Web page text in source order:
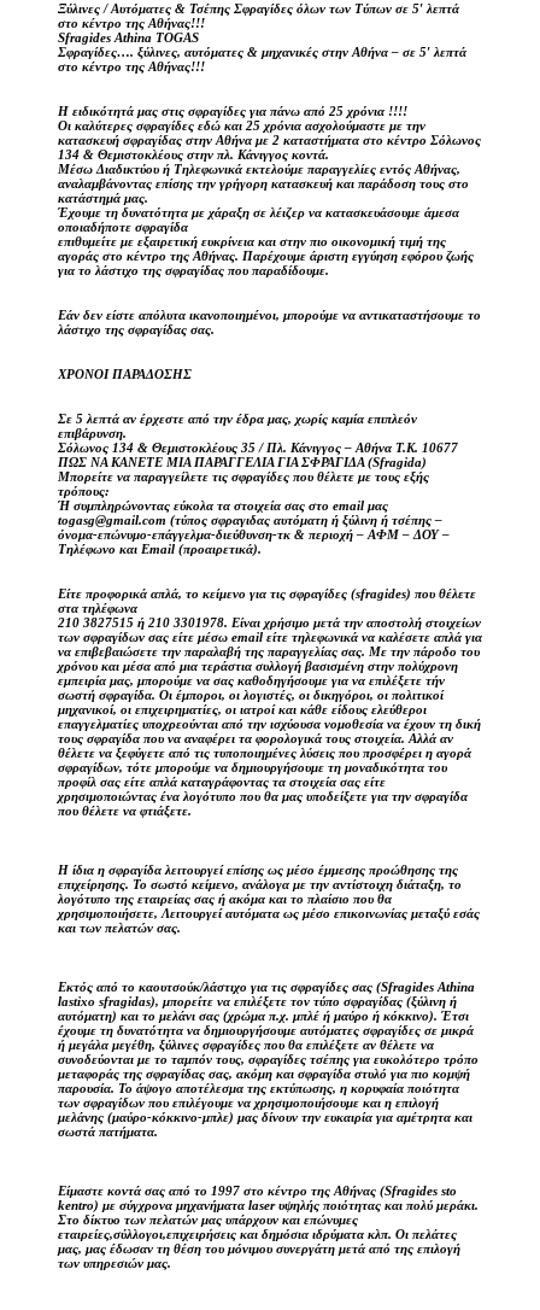
Ξύλινες / Αυτόματες & Τσέπης Σφραγίδες όλων των Τύπων σε 5′ λεπτά
στο κέντρο της Αθήνας!!!
Sfragides Athina TOGAS
Σφραγίδες…. ξύλινες, αυτόματες & μηχανικές στην Αθήνα – σε 5′ λεπτά
στο κέντρο της Αθήνας!!!
Η ειδικότητά μας στις σφραγίδες για πάνω από 25 χρόνια !!!!
Οι καλύτερες σφραγίδες εδώ και 25 χρόνια ασχολούμαστε με την
κατασκευή σφραγίδας στην Αθήνα με 2 καταστήματα στο κέντρο Σόλωνος
134 & Θεμιστοκλέους στην πλ. Κάνιγγος κοντά.
Μέσω Διαδικτύου ή Τηλεφωνικά εκτελούμε παραγγελίες εντός Αθήνας,
αναλαμβάνοντας επίσης την γρήγορη κατασκευή και παράδοση τους στο
κατάστημά μας.
Έχουμε τη δυνατότητα με χάραξη σε λέιζερ να κατασκευάσουμε άμεσα
οποιαδήποτε σφραγίδα
επιθυμείτε με εξαιρετική ευκρίνεια και στην πιο οικονομική τιμή της
αγοράς στο κέντρο της Αθήνας. Παρέχουμε άριστη εγγύηση εφόρου ζωής
για το λάστιχο της σφραγίδας που παραδίδουμε.
Εάν δεν είστε απόλυτα ικανοποιημένοι, μπορούμε να αντικαταστήσουμε το
λάστιχο της σφραγίδας σας.
ΧΡΟΝΟΙ ΠΑΡΑΔΟΣΗΣ
Σε 5 λεπτά αν έρχεστε από την έδρα μας, χωρίς καμία επιπλεόν
επιβάρυνση.
Σόλωνος 134 & Θεμιστοκλέους 35 / Πλ. Κάνιγγος – Αθήνα Τ.Κ. 10677
ΠΩΣ ΝΑ ΚΑΝΕΤΕ ΜΙΑ ΠΑΡΑΓΓΕΛΙΑ ΓΙΑ ΣΦΡΑΓΙΔΑ (Sfragida)
Μπορείτε να παραγγείλετε τις σφραγίδες που θέλετε με τους εξής
τρόπους:
Ή συμπληρώνοντας εύκολα τα στοιχεία σας στο email μας
togasg@gmail.com (τύπος σφραγιδας αυτόματη ή ξύλινη ή τσέπης –
όνομα-επώνυμο-επάγγελμα-διεύθυνση-τκ & περιοχή – ΑΦΜ – ΔΟΥ –
Τηλέφωνο και Email (προαιρετικά).
Είτε προφορικά απλά, το κείμενο για τις σφραγίδες (sfragides) που θέλετε
στα τηλέφωνα
210 3827515 ή 210 3301978. Είναι χρήσιμο μετά την αποστολή στοιχείων
των σφραγίδων σας είτε μέσω email είτε τηλεφωνικά να καλέσετε απλά για
να επιβεβαιώσετε την παραλαβή της παραγγελίας σας. Με την πάροδο του
χρόνου και μέσα από μια τεράστια συλλογή βασισμένη στην πολύχρονη
εμπειρία μας, μπορούμε να σας καθοδηγήσουμε για να επιλέξετε τήν
σωστή σφραγίδα. Οι έμποροι, οι λογιστές, οι δικηγόροι, οι πολιτικοί
μηχανικοί, οι επιχειρηματίες, οι ιατροί και κάθε είδους ελεύθεροι
επαγγελματίες υποχρεούνται από την ισχύουσα νομοθεσία να έχουν τη δική
τους σφραγίδα που να αναφέρει τα φορολογικά τους στοιχεία. Αλλά αν
θέλετε να ξεφύγετε από τις τυποποιημένες λύσεις που προσφέρει η αγορά
σφραγίδων, τότε μπορούμε να δημιουργήσουμε τη μοναδικότητα του
προφίλ σας είτε απλά καταγράφοντας τα στοιχεία σας είτε
χρησιμοποιώντας ένα λογότυπο που θα μας υποδείξετε για την σφραγίδα
που θέλετε να φτιάξετε.
Η ίδια η σφραγίδα λειτουργεί επίσης ως μέσο έμμεσης προώθησης της
επιχείρησης. Το σωστό κείμενο, ανάλογα με την αντίστοιχη διάταξη, το
λογότυπο της εταιρείας σας ή ακόμα και το πλαίσιο που θα
χρησιμοποιήσετε, Λειτουργεί αυτόματα ως μέσο επικοινωνίας μεταξύ εσάς
και των πελατών σας.
Εκτός από το καουτσούκ/λάστιχο για τις σφραγίδες σας (Sfragides Athina
lastixo sfragidas), μπορείτε να επιλέξετε τον τύπο σφραγίδας (ξύλινη ή
αυτόματη) και το μελάνι σας (χρώμα π.χ. μπλέ ή μαύρο ή κόκκινο). Έτσι
έχουμε τη δυνατότητα να δημιουργήσουμε αυτόματες σφραγίδες σε μικρά
ή μεγάλα μεγέθη, ξύλινες σφραγίδες που θα επιλέξετε αν θέλετε να
συνοδεύονται με το ταμπόν τους, σφραγίδες τσέπης για ευκολότερο τρόπο
μεταφοράς της σφραγίδας σας, ακόμη και σφραγίδα στυλό για πιο κομψή
παρουσία. Το άψογο αποτέλεσμα της εκτύπωσης, η κορυφαία ποιότητα
των σφραγίδων που επιλέγουμε να χρησιμοποιήσουμε και η επιλογή
μελάνης (μαύρο-κόκκινο-μπλε) μας δίνουν την ευκαιρία για αμέτρητα και
σωστά πατήματα.
Είμαστε κοντά σας από το 1997 στο κέντρο της Αθήνας (Sfragides sto
kentro) με σύγχρονα μηχανήματα laser υψηλής ποιότητας και πολύ μεράκι.
Στο δίκτυο των πελατών μας υπάρχουν και επώνυμες
εταιρείες,σύλλογοι,επιχειρήσεις και δημόσια ιδρύματα κλπ. Οι πελάτες
μας, μας έδωσαν τη θέση του μόνιμου συνεργάτη μετά από της επιλογή
των υπηρεσιών μας.